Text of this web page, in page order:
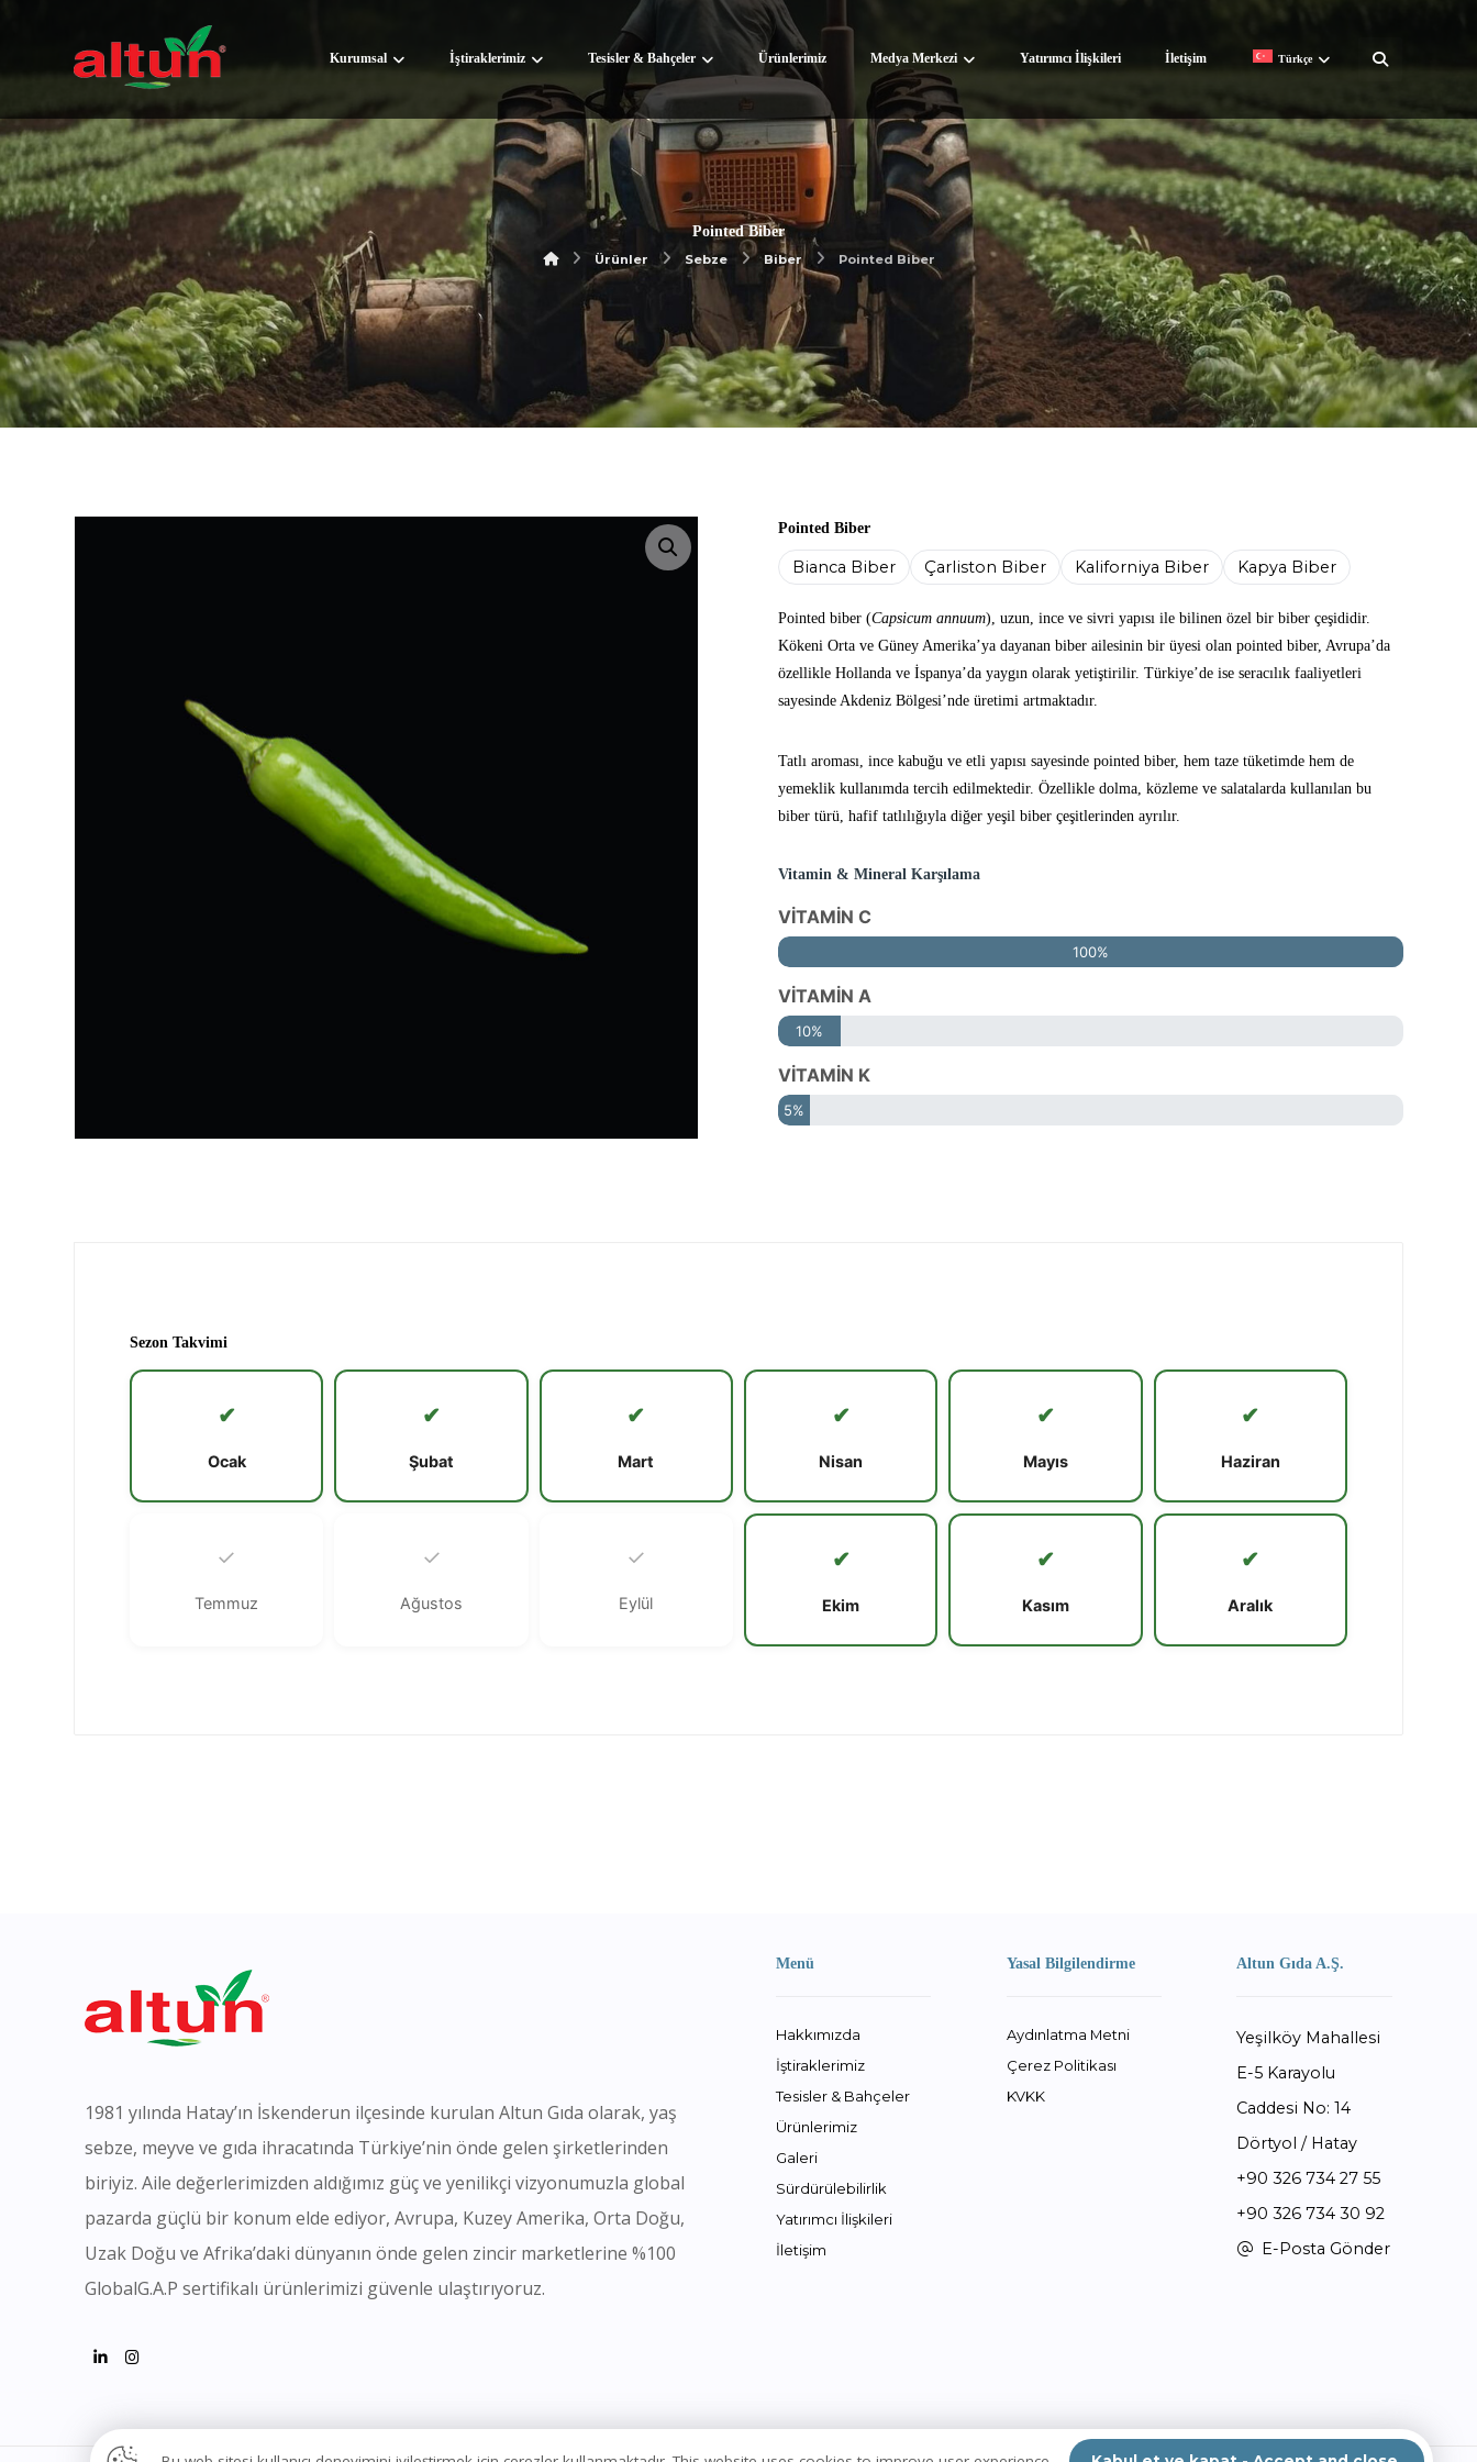
Kurumsal İştiraklerimiz Tesisler & Bahçeler Ürünlerimiz Medya Merkezi Yatırımcı İlişkileri İletişim Türkçe
Pointed Biber
Ürünler Sebze Biber Pointed Biber
Resmi büyüt
Pointed Biber
Bianca Biber Çarliston Biber Kaliforniya Biber Kapya Biber
Pointed biber (Capsicum annuum), uzun, ince ve sivri yapısı ile bilinen özel bir biber çeşididir.
Kökeni Orta ve Güney Amerika’ya dayanan biber ailesinin bir üyesi olan pointed biber, Avrupa’da
özellikle Hollanda ve İspanya’da yaygın olarak yetiştirilir. Türkiye’de ise seracılık faaliyetleri
sayesinde Akdeniz Bölgesi’nde üretimi artmaktadır.
Tatlı aroması, ince kabuğu ve etli yapısı sayesinde pointed biber, hem taze tüketimde hem de
yemeklik kullanımda tercih edilmektedir. Özellikle dolma, közleme ve salatalarda kullanılan bu
biber türü, hafif tatlılığıyla diğer yeşil biber çeşitlerinden ayrılır.
Vitamin & Mineral Karşılama
VİTAMİN C
100%
VİTAMİN A
10%
VİTAMİN K
5%
Sezon Takvimi
✔
Ocak
✔
Şubat
✔
Mart
✔
Nisan
✔
Mayıs
✔
Haziran
✓
Temmuz
✓
Ağustos
✓
Eylül
✔
Ekim
✔
Kasım
✔
Aralık
1981 yılında Hatay’ın İskenderun ilçesinde kurulan Altun Gıda olarak, yaş
sebze, meyve ve gıda ihracatında Türkiye’nin önde gelen şirketlerinden
biriyiz. Aile değerlerimizden aldığımız güç ve yenilikçi vizyonumuzla global
pazarda güçlü bir konum elde ediyor, Avrupa, Kuzey Amerika, Orta Doğu,
Uzak Doğu ve Afrika’daki dünyanın önde gelen zincir marketlerine %100
GlobalG.A.P sertifikalı ürünlerimizi güvenle ulaştırıyoruz.
Menü
Hakkımızda
İştiraklerimiz
Tesisler & Bahçeler
Ürünlerimiz
Galeri
Sürdürülebilirlik
Yatırımcı İlişkileri
İletişim
Yasal Bilgilendirme
Aydınlatma Metni
Çerez Politikası
KVKK
Altun Gıda A.Ş.
Yeşilköy Mahallesi
E-5 Karayolu
Caddesi No: 14
Dörtyol / Hatay
+90 326 734 27 55
+90 326 734 30 92
E-Posta Gönder